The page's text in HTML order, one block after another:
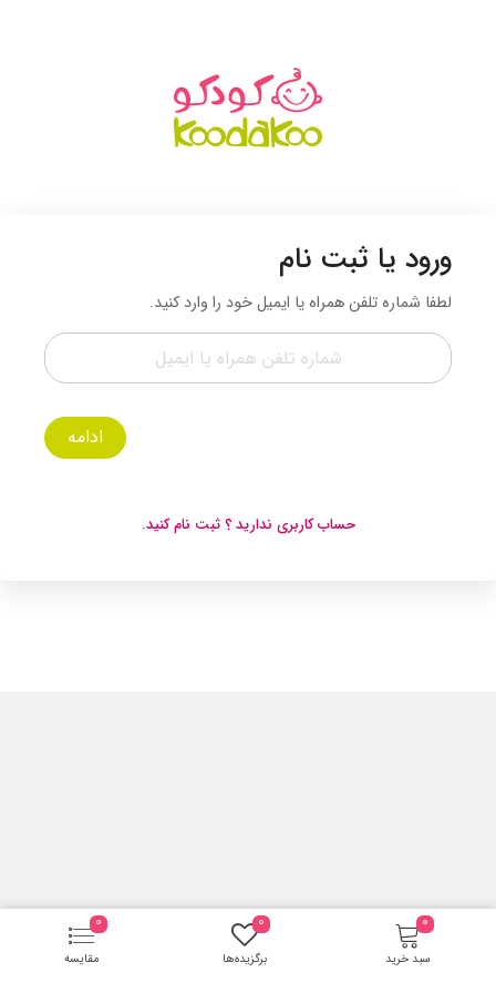
ورود یا ثبت نام
لطفا شماره تلفن همراه یا ایمیل خود را وارد کنید.
ادامه
حساب کاربری ندارید ؟ ثبت نام کنید.
سبد خرید
0
برگزیده‌ها
0
مقایسه
0